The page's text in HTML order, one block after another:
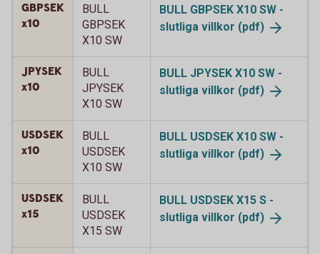
GBPSEK
x10
BULL
GBPSEK
X10 SW
BULL GBPSEK X10 SW -
slutliga villkor (pdf)
JPYSEK
x10
BULL
JPYSEK
X10 SW
BULL JPYSEK X10 SW -
slutliga villkor (pdf)
USDSEK
x10
BULL
USDSEK
X10 SW
BULL USDSEK X10 SW -
slutliga villkor (pdf)
USDSEK
x15
BULL
USDSEK
X15 SW
BULL USDSEK X15 S -
slutliga villkor (pdf)